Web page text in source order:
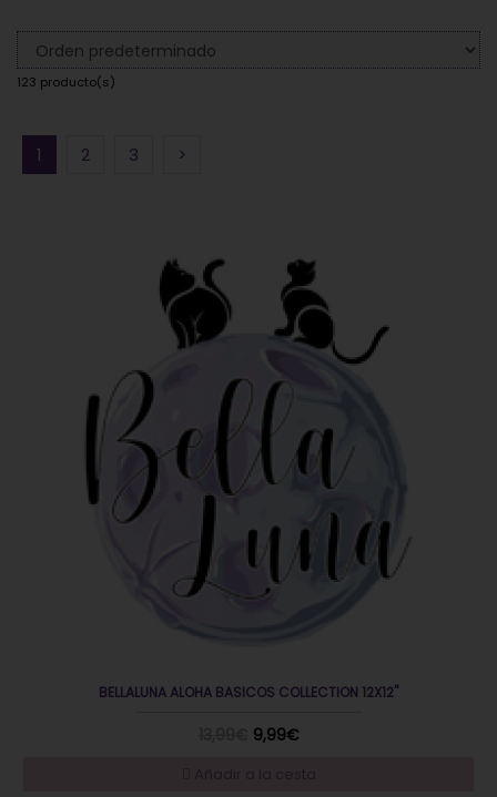
123 producto(s)
1 2 3 >
BELLALUNA ALOHA BASICOS COLLECTION 12X12"
9,99€